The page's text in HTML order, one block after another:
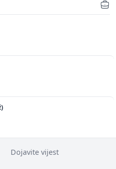
Dojavite vijest